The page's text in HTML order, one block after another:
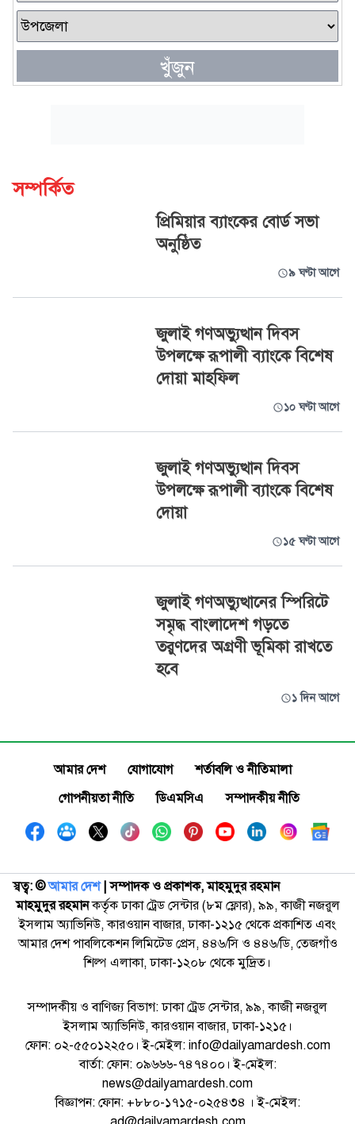
খুঁজুন
সম্পর্কিত
প্রিমিয়ার ব্যাংকের বোর্ড সভা
অনুষ্ঠিত
৯ ঘণ্টা আগে
জুলাই গণঅভ্যুত্থান দিবস
উপলক্ষে রূপালী ব্যাংকে বিশেষ
দোয়া মাহফিল
১০ ঘণ্টা আগে
জুলাই গণঅভ্যুত্থান দিবস
উপলক্ষে রূপালী ব্যাংকে বিশেষ
দোয়া
১৫ ঘণ্টা আগে
জুলাই গণঅভ্যুত্থানের স্পিরিটে
সমৃদ্ধ বাংলাদেশ গড়তে
তরুণদের অগ্রণী ভূমিকা রাখতে
হবে
১ দিন আগে
আমার দেশ যোগাযোগ
শর্তাবলি ও নীতিমালা
গোপনীয়তা নীতি
ডিএমসিএ সম্পাদকীয় নীতি
স্বত্ব: ©️আমার দেশ| সম্পাদক ও প্রকাশক, মাহমুদুর রহমান
মাহমুদুর রহমানকর্তৃক ঢাকা ট্রেড সেন্টার (৮ম ফ্লোর), ৯৯, কাজী নজরুল
ইসলাম অ্যাভিনিউ, কারওয়ান বাজার, ঢাকা-১২১৫ থেকে প্রকাশিত এবং
আমার দেশ পাবলিকেশন লিমিটেড প্রেস, ৪৪৬/সি ও ৪৪৬/ডি, তেজগাঁও
শিল্প এলাকা, ঢাকা-১২০৮ থেকে মুদ্রিত।
সম্পাদকীয় ও বাণিজ্য বিভাগ: ঢাকা ট্রেড সেন্টার, ৯৯, কাজী নজরুল
ইসলাম অ্যাভিনিউ, কারওয়ান বাজার, ঢাকা-১২১৫।
ফোন: ০২-৫৫০১২২৫০। ই-মেইল: info@dailyamardesh.com
বার্তা: ফোন: ০৯৬৬৬-৭৪৭৪০০। ই-মেইল:
news@dailyamardesh.com
বিজ্ঞাপন: ফোন: +৮৮০-১৭১৫-০২৫৪৩৪ । ই-মেইল: